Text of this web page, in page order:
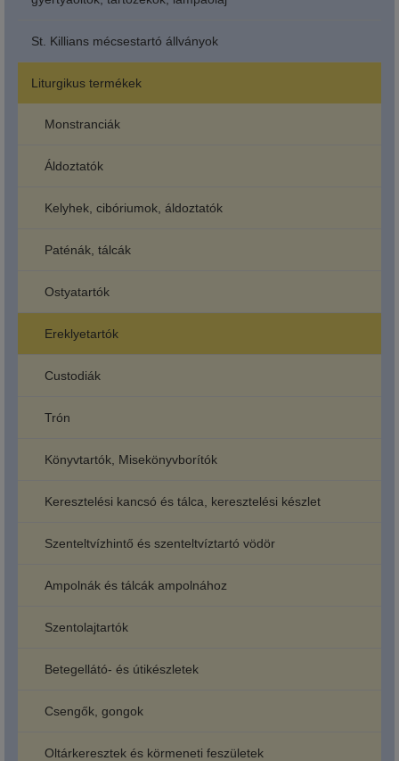
St. Killians mécsestartó állványok
Liturgikus termékek
Monstranciák
Áldoztatók
Kelyhek, cibóriumok, áldoztatók
Paténák, tálcák
Ostyatartók
Ereklyetartók
Custodiák
Trón
Könyvtartók, Misekönyvborítók
Keresztelési kancsó és tálca, keresztelési készlet
Szenteltvízhintő és szenteltvíztartó vödör
Ampolnák és tálcák ampolnához
Szentolajtartók
Betegellátó- és útikészletek
Csengők, gongok
Oltárkeresztek és körmeneti feszületek